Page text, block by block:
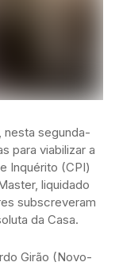
nesta segunda-
para viabilizar a
Inquérito (CPI)
liquidado
subscreveram
da Casa.
Girão (Novo-